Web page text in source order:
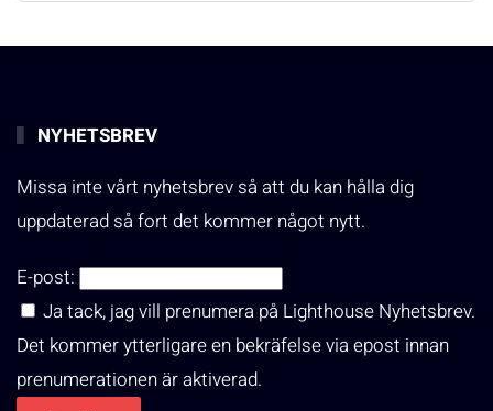
NYHETSBREV
Missa inte vårt nyhetsbrev så att du kan hålla dig
uppdaterad så fort det kommer något nytt.
E-post:
Ja tack, jag vill prenumera på Lighthouse Nyhetsbrev.
Det kommer ytterligare en bekräfelse via epost innan
prenumerationen är aktiverad.